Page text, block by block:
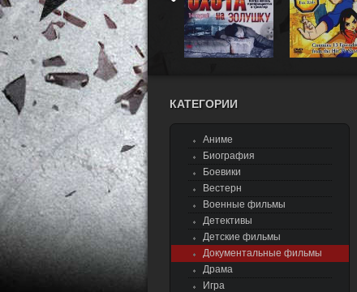
КАТЕГОРИИ
Аниме
Биография
Боевики
Вестерн
Военные фильмы
Детективы
Детские фильмы
Документальные фильмы
Драма
Игра